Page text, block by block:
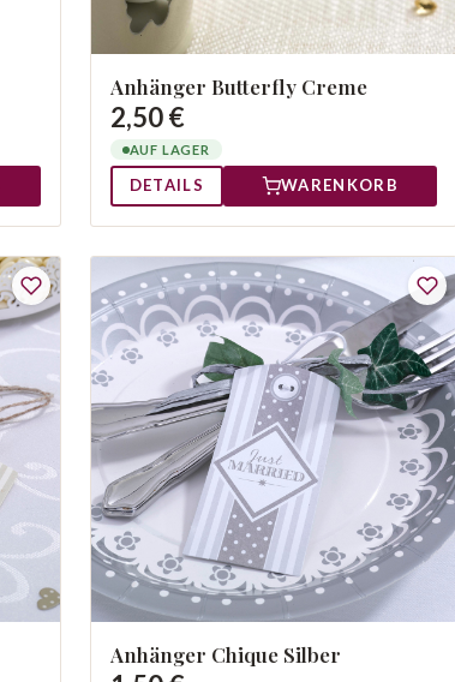
Anhänger Butterfly Creme
2,50 €
AUF LAGER
DETAILS WARENKORB
Anhänger Chique Silber